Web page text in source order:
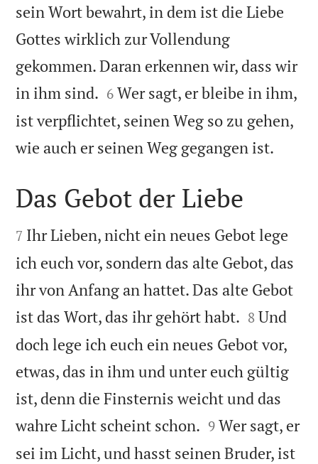
sein Wort bewahrt, in dem ist die Liebe
Gottes wirklich zur Vollendung
gekommen. Daran erkennen wir, dass wir
in ihm sind. 

6 Wer sagt, er bleibe in ihm,
ist verpflichtet, seinen Weg so zu gehen,
wie auch er seinen Weg gegangen ist.

Das Gebot der Liebe

7 Ihr Lieben, nicht ein neues Gebot lege
ich euch vor, sondern das alte Gebot, das
ihr von Anfang an hattet. Das alte Gebot
ist das Wort, das ihr gehört habt. 

8 Und
doch lege ich euch ein neues Gebot vor,
etwas, das in ihm und unter euch gültig
ist, denn die Finsternis weicht und das
wahre Licht scheint schon. 

9 Wer sagt, er
sei im Licht, und hasst seinen Bruder, ist